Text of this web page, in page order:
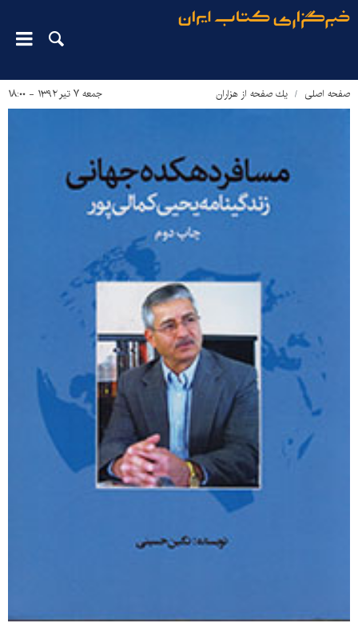
صفحه اصلی يك صفحه از هزاران جمعه ۷ تیر ۱۳۹۲ - ۱۸:۰۰